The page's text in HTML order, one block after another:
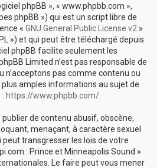
phpBB », « www.phpbb.com »,
phpBB ») qui est un script libre de
« GNU General Public License v2 »
») et qui peut être téléchargé depuis
phpBB facilite seulement les
Limited n’est pas responsable de
n’acceptons pas comme contenu ou
amples informations au sujet de
https://www.phpbb.com/
de contenu abusif, obscène,
menaçant, à caractère sexuel
transgresser les lois de votre
: Prince et Minneapolis Sound »
Le faire peut vous mener